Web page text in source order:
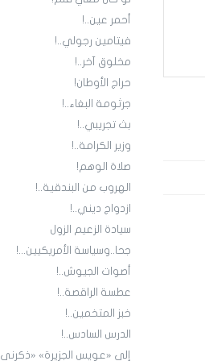
أحمر عين..!
فيتامين رجولي..!
مخلوق آخر..!
حراج الأوطان!
جرثومة البغاء..!
بث تجريبي..!
وزير الكرامة..!
صلاة الوهم!
الهروب من البندقية..!
ازدواج ديني..!
سيادة الزعيم الزول
جحا..وسياسة الأمريكيين...!
أصوات الجيوش..!
عطسة الراقصة..!
خبز المتخمين..!
الدرس السادس..!
إلى «عويس الجزيرة» «ذكرني